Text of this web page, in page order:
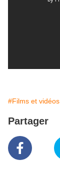
#Films et vidéos
Partager